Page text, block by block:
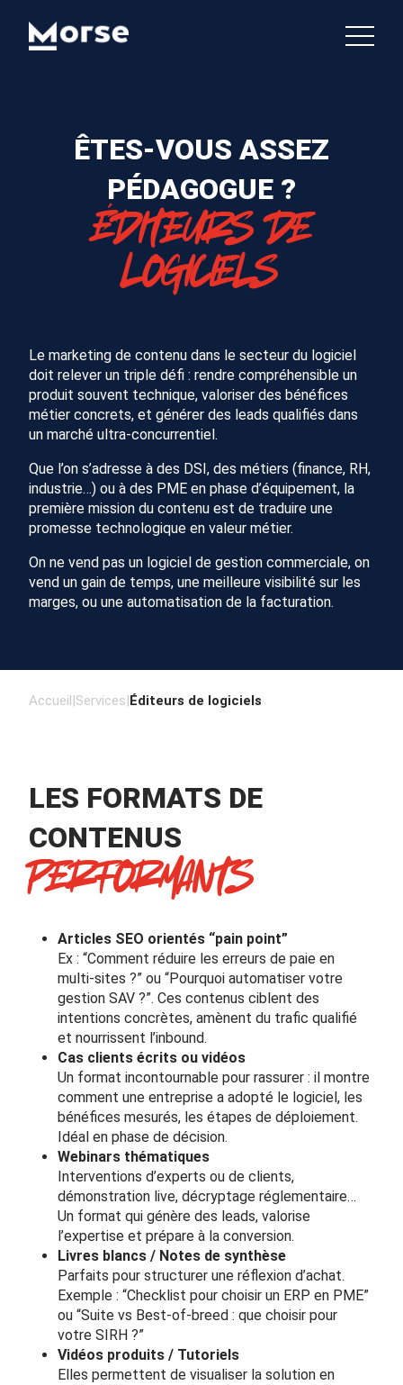
ÊTES-VOUS ASSEZ
PÉDAGOGUE ?
ÉDITEURS DE
LOGICIELS
Le marketing de contenu dans le secteur du logiciel
doit relever un triple défi : rendre compréhensible un
produit souvent technique, valoriser des bénéfices
métier concrets, et générer des leads qualifiés dans
un marché ultra-concurrentiel.
Que l’on s’adresse à des DSI, des métiers (finance, RH,
industrie…) ou à des PME en phase d’équipement, la
première mission du contenu est de traduire une
promesse technologique en valeur métier.
On ne vend pas un logiciel de gestion commerciale, on
vend un gain de temps, une meilleure visibilité sur les
marges, ou une automatisation de la facturation.
Accueil|Services|Éditeurs de logiciels
LES FORMATS DE
CONTENUS
PERFORMANTS
Articles SEO orientés “pain point”
Ex : “Comment réduire les erreurs de paie en
multi-sites ?” ou “Pourquoi automatiser votre
gestion SAV ?”. Ces contenus ciblent des
intentions concrètes, amènent du trafic qualifié
et nourrissent l’inbound.
Cas clients écrits ou vidéos
Un format incontournable pour rassurer : il montre
comment une entreprise a adopté le logiciel, les
bénéfices mesurés, les étapes de déploiement.
Idéal en phase de décision.
Webinars thématiques
Interventions d’experts ou de clients,
démonstration live, décryptage réglementaire…
Un format qui génère des leads, valorise
l’expertise et prépare à la conversion.
Livres blancs / Notes de synthèse
Parfaits pour structurer une réflexion d’achat.
Exemple : “Checklist pour choisir un ERP en PME”
ou “Suite vs Best-of-breed : que choisir pour
votre SIRH ?”
Vidéos produits / Tutoriels
Elles permettent de visualiser la solution en